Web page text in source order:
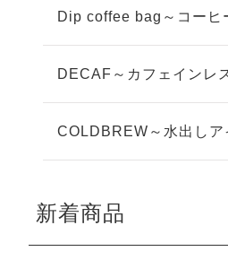
Dip coffee bag～コーヒ
DECAF～カフェインレ
COLDBREW～水出しア
新着商品